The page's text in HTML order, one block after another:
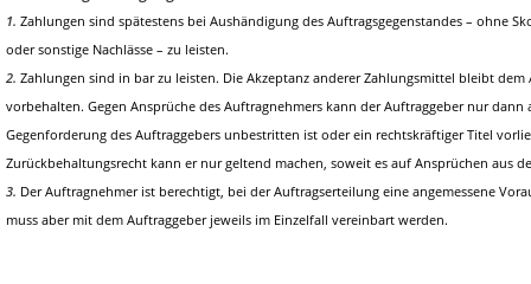
1. Zahlungen sind spätestens bei Aushändigung des Auftragsgegenstandes – ohne
oder sonstige Nachlässe – zu leisten.
2. Zahlungen sind in bar zu leisten. Die Akzeptanz anderer Zahlungsmittel bleibt dem
vorbehalten. Gegen Ansprüche des Auftragnehmers kann der Auftraggeber nur dann
Gegenforderung des Auftraggebers unbestritten ist oder ein rechtskräftiger Titel
Zurückbehaltungsrecht kann er nur geltend machen, soweit es auf Ansprüchen aus
3. Der Auftragnehmer ist berechtigt, bei der Auftragserteilung eine angemessene
muss aber mit dem Auftraggeber jeweils im Einzelfall vereinbart werden.